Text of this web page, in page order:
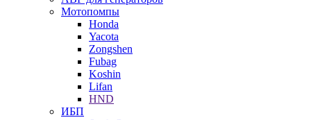
Мотопомпы
Honda
Yacota
Zongshen
Fubag
Koshin
Lifan
HND
ИБП